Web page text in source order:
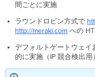
間ごとに実施
ラウンドロビン方式で
http://meraki.comへの
デフォルトゲートウェイ
的に実施（IP 競合検出用）